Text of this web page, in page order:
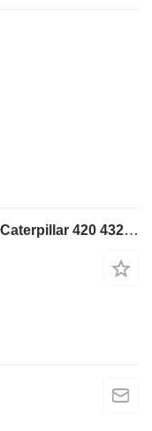
Caterpillar 5397925 cableado para Caterpillar 420 432 444 415 416 420XE retroexcavadora